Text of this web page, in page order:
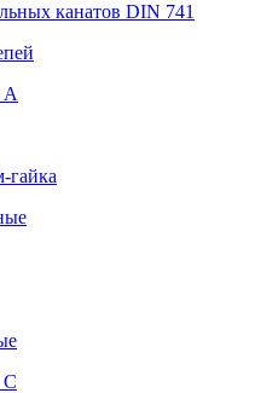
канатов DIN 741
А